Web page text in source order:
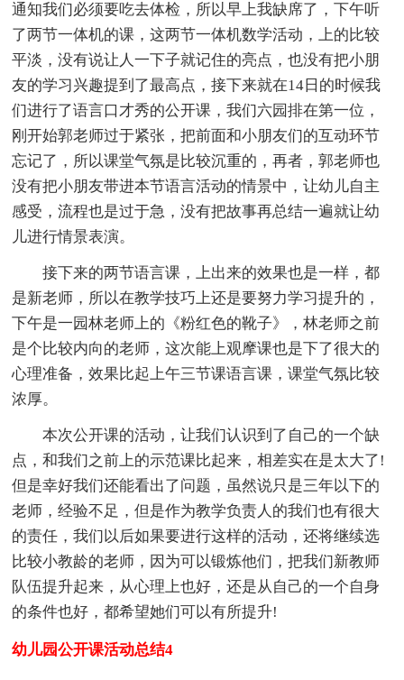
通知我们必须要吃去体检，所以早上我缺席了，下午听
了两节一体机的课，这两节一体机数学活动，上的比较
平淡，没有说让人一下子就记住的亮点，也没有把小朋
友的学习兴趣提到了最高点，接下来就在14日的时候我
们进行了语言口才秀的公开课，我们六园排在第一位，
刚开始郭老师过于紧张，把前面和小朋友们的互动环节
忘记了，所以课堂气氛是比较沉重的，再者，郭老师也
没有把小朋友带进本节语言活动的情景中，让幼儿自主
感受，流程也是过于急，没有把故事再总结一遍就让幼
儿进行情景表演。
接下来的两节语言课，上出来的效果也是一样，都
是新老师，所以在教学技巧上还是要努力学习提升的，
下午是一园林老师上的《粉红色的靴子》，林老师之前
是个比较内向的老师，这次能上观摩课也是下了很大的
心理准备，效果比起上午三节课语言课，课堂气氛比较
浓厚。
本次公开课的活动，让我们认识到了自己的一个缺
点，和我们之前上的示范课比起来，相差实在是太大了!
但是幸好我们还能看出了问题，虽然说只是三年以下的
老师，经验不足，但是作为教学负责人的我们也有很大
的责任，我们以后如果要进行这样的活动，还将继续选
比较小教龄的老师，因为可以锻炼他们，把我们新教师
队伍提升起来，从心理上也好，还是从自己的一个自身
的条件也好，都希望她们可以有所提升!
幼儿园公开课活动总结4